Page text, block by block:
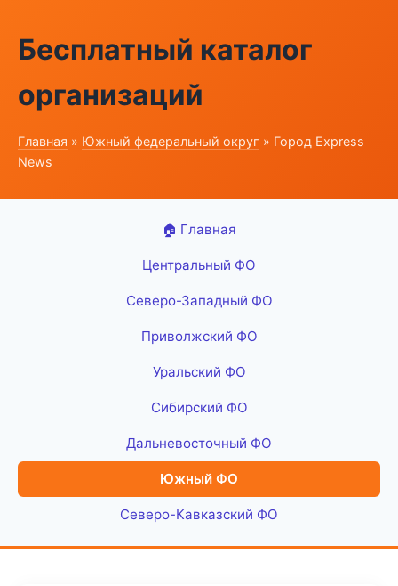
Бесплатный каталог
организаций
Главная » Южный федеральный округ » Город Express
News
🏠 Главная
Центральный ФО
Северо-Западный ФО
Приволжский ФО
Уральский ФО
Сибирский ФО
Дальневосточный ФО
Южный ФО
Северо-Кавказский ФО